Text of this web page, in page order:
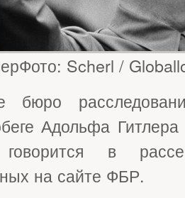
Scherl /
бюро
Адольфа
в
на сайте ФБР.